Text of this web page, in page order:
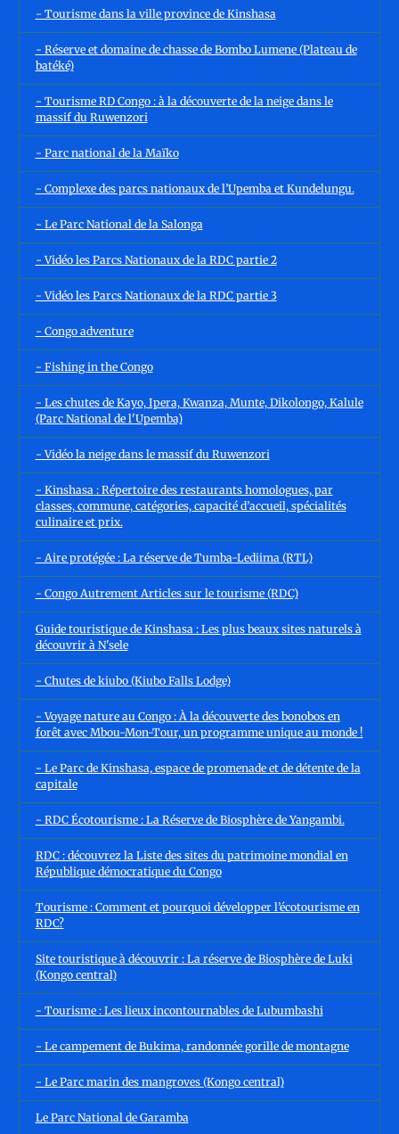
- Tourisme dans la ville province de Kinshasa
- Réserve et domaine de chasse de Bombo Lumene (Plateau de
batéké)
- Tourisme RD Congo : à la découverte de la neige dans le
massif du Ruwenzori
- Parc national de la Maïko
- Complexe des parcs nationaux de l’Upemba et Kundelungu.
- Le Parc National de la Salonga
- Vidéo les Parcs Nationaux de la RDC partie 2
- Vidéo les Parcs Nationaux de la RDC partie 3
- Congo adventure
- Fishing in the Congo
- Les chutes de Kayo, Ipera, Kwanza, Munte, Dikolongo, Kalule
(Parc National de l'Upemba)
- Vidéo la neige dans le massif du Ruwenzori
- Kinshasa : Répertoire des restaurants homologues, par
classes, commune, catégories, capacité d’accueil, spécialités
culinaire et prix.
- Aire protégée : La réserve de Tumba-Lediima (RTL)
- Congo Autrement Articles sur le tourisme (RDC)
Guide touristique de Kinshasa : Les plus beaux sites naturels à
découvrir à N'sele
- Chutes de kiubo (Kiubo Falls Lodge)
- Voyage nature au Congo : À la découverte des bonobos en
forêt avec Mbou-Mon-Tour, un programme unique au monde !
- Le Parc de Kinshasa, espace de promenade et de détente de la
capitale
- RDC Écotourisme : La Réserve de Biosphère de Yangambi.
RDC : découvrez la Liste des sites du patrimoine mondial en
République démocratique du Congo
Tourisme : Comment et pourquoi développer l’écotourisme en
RDC?
Site touristique à découvrir : La réserve de Biosphère de Luki
(Kongo central)
- Tourisme : Les lieux incontournables de Lubumbashi
- Le campement de Bukima, randonnée gorille de montagne
- Le Parc marin des mangroves (Kongo central)
Le Parc National de Garamba